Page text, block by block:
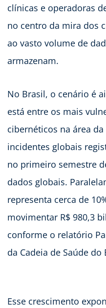
clínicas e operadoras
no centro da mira dos
ao vasto volume de
armazenam.
No Brasil, o cenário é
está entre os mais
cibernéticos na área
incidentes globais
no primeiro semestre
dados globais.
representa cerca de
movimentar R$ 980,3
conforme o relatório
da Cadeia de Saúde do
Esse crescimento